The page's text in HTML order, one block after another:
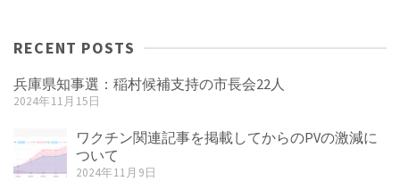
RECENT POSTS
兵庫県知事選：稲村候補支持の市長会22人
2024年11月15日
ワクチン関連記事を掲載してからのPVの激減に
ついて
2024年11月9日